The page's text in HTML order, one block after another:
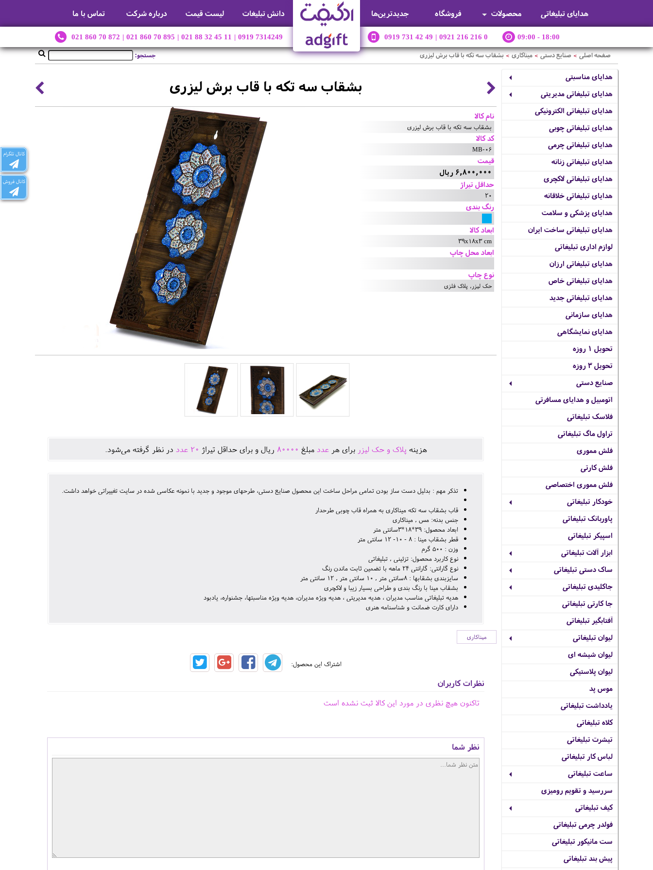
هدایای تبلیغاتی محصولات فروشگاه جديدترين‌ها دانش تبلیغات لیست قیمت درباره شرکت تماس با ما
021 860 70 872 | 021 860 70 895 | 021 88 32 45 11 | 0919 7314249 0919 731 42 49 | 0921 216 216 0 09:00 - 18:00
کانال تلگرام
کانال فروش
جستجو: صفحه اصلی > صنایع دستی > میناکاری > بشقاب سه تکه با قاب برش لیزری
هدایای مناسبتی
هدایای تبلیغاتی مدیریتی
هدایای تبلیغاتی الکترونیکی
هدایای تبلیغاتی چوبی
هدایای تبلیغاتی چرمی
هدایای تبلیغاتی زنانه
هدایای تبلیغاتی لاکچری
هدایای تبلیغاتی خلاقانه
هدایای پزشکی و سلامت
هدایای تبلیغاتی ساخت ایران
لوازم اداری تبلیغاتی
هدایای تبلیغاتی ارزان
هدایای تبلیغاتی خاص
هدایای تبلیغاتی جدید
هدایای سازمانی
هدایای نمایشگاهی
تحویل 1 روزه
تحویل 3 روزه
صنایع دستی
اتومبیل و هدایای مسافرتی
فلاسک تبلیغاتی
تراول ماگ تبلیغاتی
فلش مموری
فلش کارتی
فلش مموری اختصاصی
خودکار تبلیغاتی
پاوربانک تبلیغاتی
اسپیکر تبلیغاتی
ابزار آلات تبلیغاتی
ساک دستی تبلیغاتی
جاکلیدی تبلیغاتی
جا کارتی تبلیغاتی
آفتابگیر تبلیغاتی
لیوان تبلیغاتی
لیوان شیشه ای
لیوان پلاستیکی
موس پد
یادداشت تبلیغاتی
کلاه تبلیغاتی
تیشرت تبلیغاتی
لباس کار تبلیغاتی
ساعت تبلیغاتی
سررسید و تقویم رومیزی
کیف تبلیغاتی
فولدر چرمی تبلیغاتی
ست مانیکور تبلیغاتی
پیش بند تبلیغاتی
بشقاب سه تکه با قاب برش لیزری
نام کالا
بشقاب سه تکه با قاب برش لیزری
کد کالا
MB-06
قیمت
6,800,000 ریال
حداقل تیراژ
20
رنگ بندی
ابعاد کالا
39x18x3 cm
ابعاد محل چاپ
نوع چاپ
حک لیزر, پلاک فلزی
هزينه پلاک و حک لیزر برای هرعدد مبلغ 80000 ريال و برای حداقل تيراژ 20 عدد در نظر گرفته می‌شود.
تذکر مهم : بدلیل دست ساز بودن تمامی مراحل ساخت این محصول صنایع دستی، طرحهای موجود و جدید با نمونه عکاسی شده در سایت تغییراتی خواهد داشت.
قاب بشقاب سه تکه میناکاری به همراه قاب چوبی طرحدار
جنس بدنه: مس , میناکاری
ابعاد محصول: 39*18*3سانتی متر
قطر بشقاب مینا : 8 - 10- 12 سانتی متر
وزن : 500 گرم
نوع کاربرد محصول: تزئینی , تبلیغاتی
نوع گارانتی: گارانتی 24 ماهه با تضمین ثابت ماندن رنگ
سایزبندی بشقابها : 8سانتی متر , 10 سانتی متر , 12 سانتی متر
بشقاب مینا با رنگ بندی و طراحی بسیار زیبا و لاکچری
هدیه تبلیغاتی مناسب مدیران ، هدیه مدیریتی ، هدیه ویژه مدیران، هدیه ویژه مناسبتها، جشنواره، یادبود
دارای کارت ضمانت و شناسنامه هنری
میناکاری
اشتراک این محصول:
نظرات کاربران
تاکنون هیچ نظری در مورد این کالا ثبت نشده است
نظر شما